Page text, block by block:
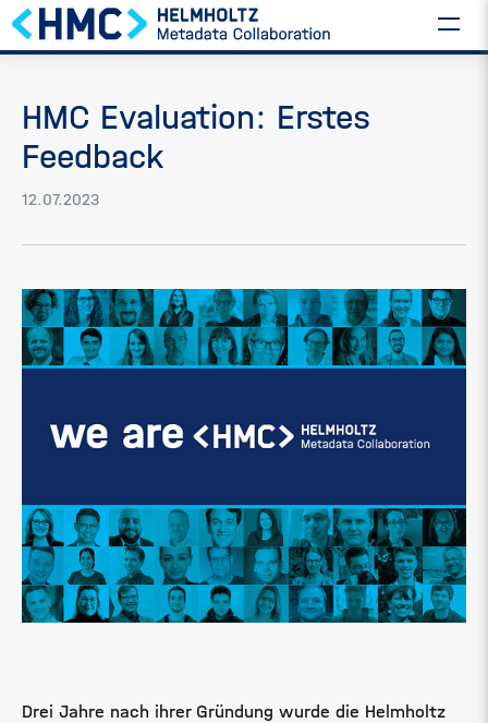
HMC Evaluation: Erstes
Feedback
12.07.2023
Drei Jahre nach ihrer Gründung wurde die Helmholtz